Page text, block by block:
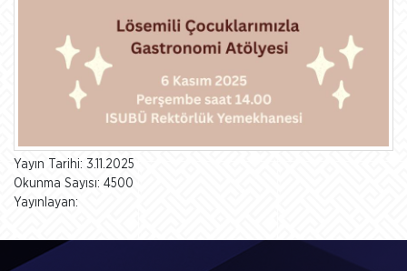
Yayın Tarihi: 3.11.2025
Okunma Sayısı: 4500
Yayınlayan: